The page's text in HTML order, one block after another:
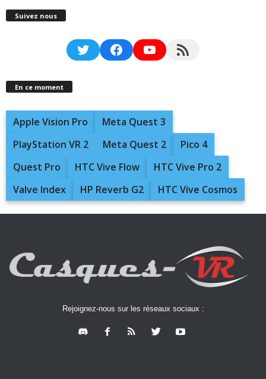
Suivez nous
TwitterFacebookYouTubeRSS Feed
En ce moment
Apple Vision Pro
Meta Quest 3
PlayStation VR 2
Meta Quest 2
Pico 4
Quest Pro
HTC Vive Flow
HTC Vive Pro 2
Valve Index
HP Reverb G2 HTC Vive Cosmos
Rejoignez-nous sur les réseaux sociaux :